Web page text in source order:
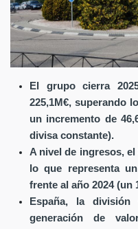
El grupo cierra
225,1M€, superando
un incremento de
divisa constante).
A nivel de ingresos, el
lo que representa
frente al año 2024 (un
España, la
generación de